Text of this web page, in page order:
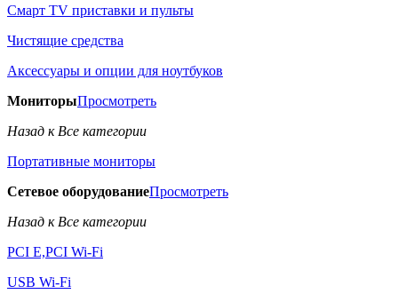
Смарт TV приставки и пульты
Чистящие средства
Аксессуары и опции для ноутбуков
МониторыПросмотреть
Назад к Все категории
Портативные мониторы
Сетевое оборудованиеПросмотреть
Назад к Все категории
PCI E,PCI Wi-Fi
USB Wi-Fi